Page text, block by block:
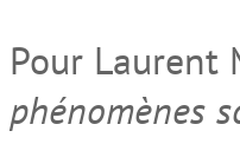
Pour Laurent
phénomènes